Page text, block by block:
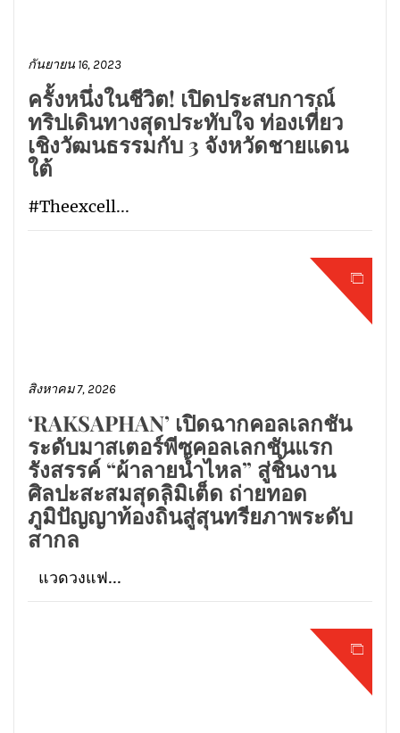
กันยายน 16, 2023
ครั้งหนึ่งในชีวิต! เปิดประสบการณ์
ทริปเดินทางสุดประทับใจ ท่องเที่ยว
เชิงวัฒนธรรมกับ 3 จังหวัดชายแดน
ใต้
#Theexcell...
สิงหาคม 7, 2026
‘RAKSAPHAN’ เปิดฉากคอลเลกชัน
ระดับมาสเตอร์พีซคอลเลกชันแรก
รังสรรค์ “ผ้าลายน้ำไหล” สู่ชิ้นงาน
ศิลปะสะสมสุดลิมิเต็ด ถ่ายทอด
ภูมิปัญญาท้องถิ่นสู่สุนทรียภาพระดับ
สากล
แวดวงแฟ...